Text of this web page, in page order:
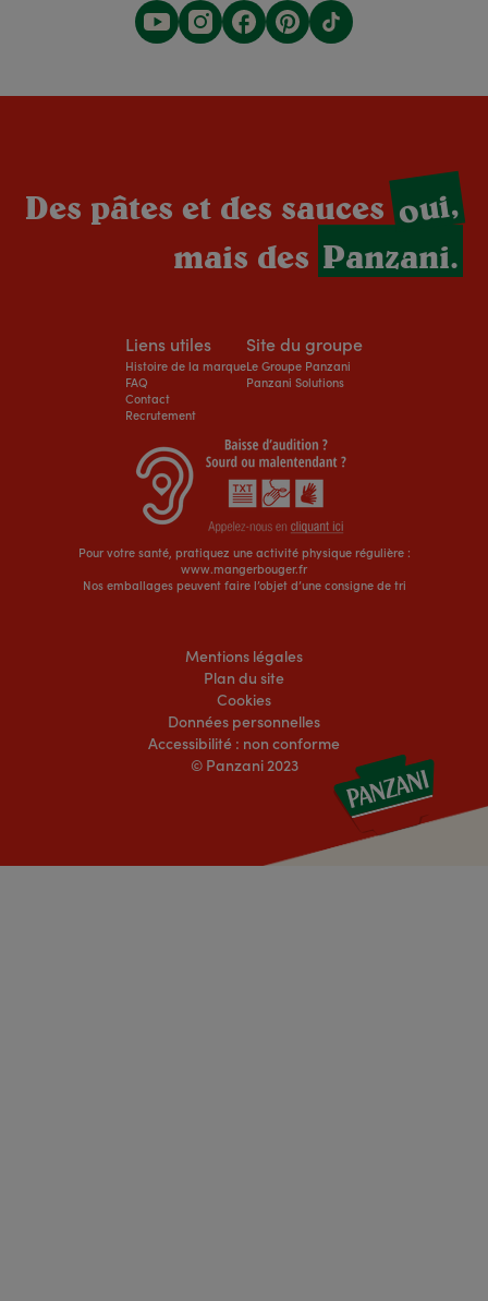
Des pâtes et des saucesoui,
mais des Panzani.
Liens utiles
Histoire de la marque
FAQ
Contact
Recrutement
Site du groupe
Le Groupe Panzani
Panzani Solutions
Pour votre santé, pratiquez une activité physique régulière :
www.mangerbouger.fr
Nos emballages peuvent faire l’objet d’une consigne de tri
Mentions légales
Plan du site
Cookies
Données personnelles
Accessibilité : non conforme
© Panzani 2023